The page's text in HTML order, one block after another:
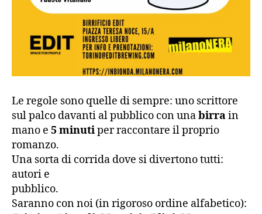
Le regole sono quelle di sempre: uno scrittore
sul palco davanti al pubblico con unabirrain
mano e 5 minutiper raccontare il proprio
romanzo.
Una sorta di corrida dove si divertono tutti:
autori e
pubblico.
Saranno con noi (in rigoroso ordine alfabetico):